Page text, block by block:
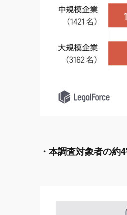
・本調査対象者の